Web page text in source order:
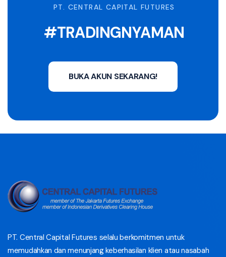
PT. CENTRAL CAPITAL FUTURES
#TRADINGNYAMAN
BUKA AKUN SEKARANG!
PT. Central Capital Futures selalu berkomitmen untuk
memudahkan dan menunjang keberhasilan klien atau nasabah